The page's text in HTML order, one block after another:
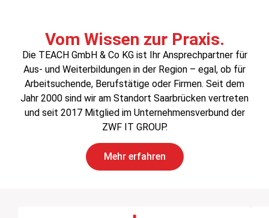
Vom Wissen zur Praxis.
Die TEACH GmbH & Co KG ist Ihr Ansprechpartner für
Aus- und Weiterbildungen in der Region – egal, ob für
Arbeitsuchende, Berufstätige oder Firmen. Seit dem
Jahr 2000 sind wir am Standort Saarbrücken vertreten
und seit 2017 Mitglied im Unternehmensverbund der
ZWF IT GROUP.
Mehr erfahren